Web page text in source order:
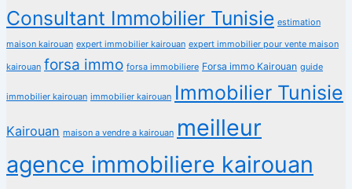
Consultant Immobilier Tunisie estimation
maison kairouan expert immobilier kairouan expert immobilier pour vente maison
kairouan forsa immo forsa immobiliere Forsa immo Kairouan guide
immobilier kairouan immobilier kairouan Immobilier Tunisie
Kairouan maison a vendre a kairouan meilleur
agence immobiliere kairouan